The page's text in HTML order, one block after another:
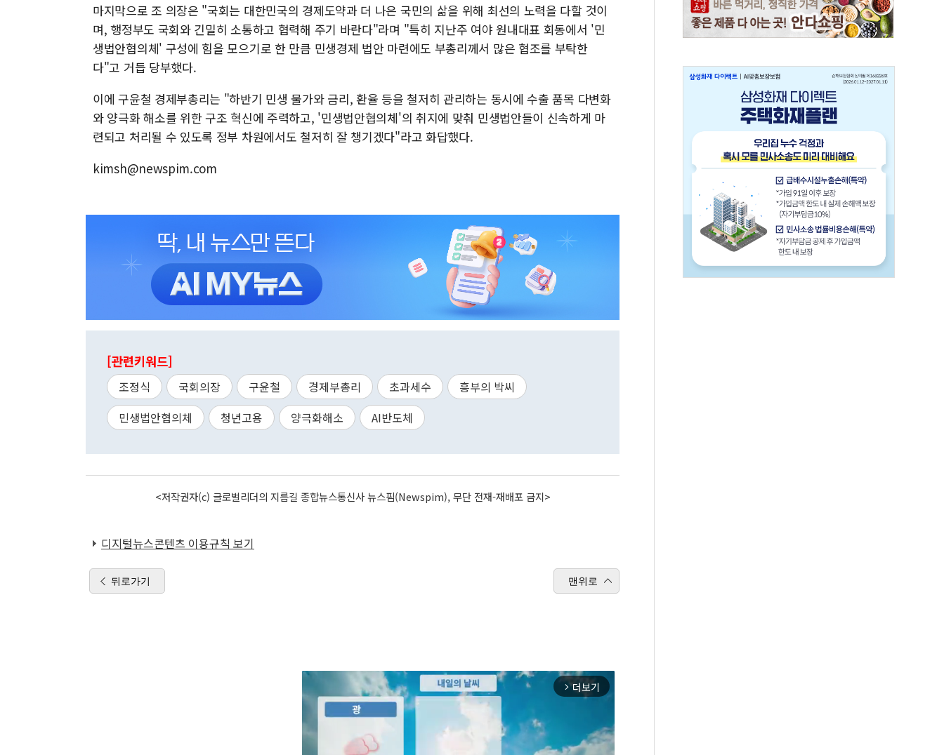
마지막으로 조 의장은 "국회는 대한민국의 경제도약과 더 나은 국민의 삶을 위해 최선의 노력을 다할 것이
며, 행정부도 국회와 긴밀히 소통하고 협력해 주기 바란다"라며 "특히 지난주 여야 원내대표 회동에서 '민
생법안협의체' 구성에 힘을 모으기로 한 만큼 민생경제 법안 마련에도 부총리께서 많은 협조를 부탁한
다"고 거듭 당부했다.
이에 구윤철 경제부총리는 "하반기 민생 물가와 금리, 환율 등을 철저히 관리하는 동시에 수출 품목 다변화
와 양극화 해소를 위한 구조 혁신에 주력하고, '민생법안협의체'의 취지에 맞춰 민생법안들이 신속하게 마
련되고 처리될 수 있도록 정부 차원에서도 철저히 잘 챙기겠다"라고 화답했다.
kimsh@newspim.com
[관련키워드]
조정식 국회의장 구윤철 경제부총리 초과세수
흥부의 박씨
민생법안협의체
청년고용 양극화해소 AI반도체
<저작권자(c) 글로벌리더의 지름길 종합뉴스통신사 뉴스핌(Newspim), 무단 전재-재배포 금지>
디지털뉴스콘텐츠 이용규칙 보기
뒤로가기 맨위로
arrow_forward_ios 더보기